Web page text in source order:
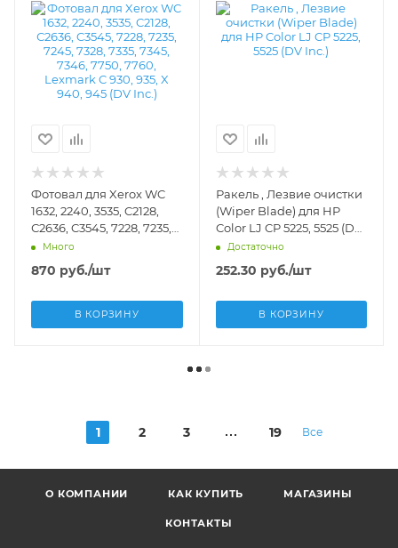
Фотовал для Xerox WC
1632, 2240, 3535, C2128,
С2636, C3545, 7228, 7235,
7245, 7328, 7335, 7345,
7346, 7750, 7760,
Lexmark C 930, 935, X
OPC-X7750/7760
Много
870 руб./шт
В КОРЗИНУ
Ракель , Лезвие очистки
(Wiper Blade) для HP
Color LJ CP 5225, 5525 (DV
Inc.) - DV-WB-HPC5225
Достаточно
252.30 руб./шт
В КОРЗИНУ
1 2 3 19 Все
О КОМПАНИИ КАК КУПИТЬ МАГАЗИНЫ
КОНТАКТЫ